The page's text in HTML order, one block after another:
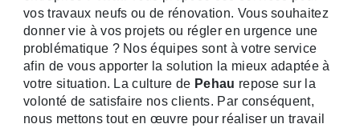
vos travaux neufs ou de rénovation. Vous souhaitez
donner vie à vos projets ou régler en urgence une
problématique ? Nos équipes sont à votre service
afin de vous apporter la solution la mieux adaptée à
votre situation. La culture de Pehau repose sur la
volonté de satisfaire nos clients. Par conséquent,
nous mettons tout en œuvre pour réaliser un travail